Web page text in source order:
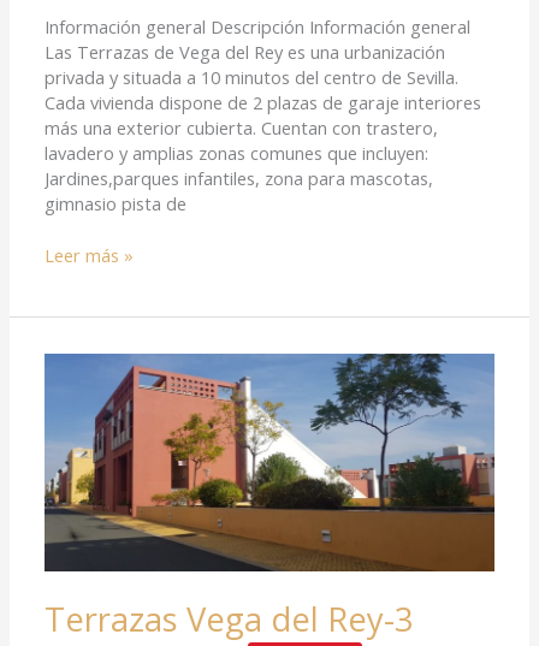
Información general Descripción Información general
Las Terrazas de Vega del Rey es una urbanización
privada y situada a 10 minutos del centro de Sevilla.
Cada vivienda dispone de 2 plazas de garaje interiores
más una exterior cubierta. Cuentan con trastero,
lavadero y amplias zonas comunes que incluyen:
Jardines,parques infantiles, zona para mascotas,
gimnasio pista de
Leer más »
Terrazas Vega del Rey-3
Rey-
habitaciones
ALQUILADO